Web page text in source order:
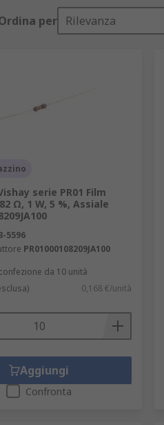
per Rilevanza
serie PR01 Film
Ω, 1 W, 5 %, Assiale
5596
PR01000108209JA100
da 10 unità
0,168 €/unità
Aggiungi
Confronta